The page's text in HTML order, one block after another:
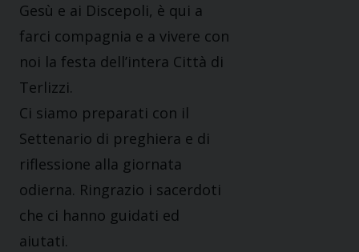
Gesù e ai Discepoli, è qui a
farci compagnia e a vivere con
noi la festa dell’intera Città di
Terlizzi.
Ci siamo preparati con il
Settenario di preghiera e di
riflessione alla giornata
odierna. Ringrazio i sacerdoti
che ci hanno guidati ed
aiutati.